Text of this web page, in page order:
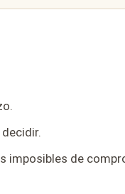
imposibles de